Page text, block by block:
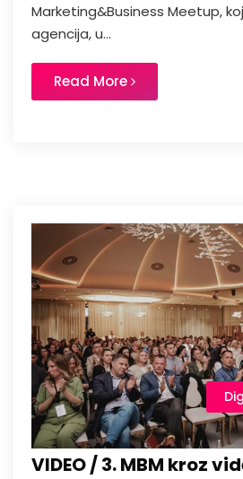
Marketing&Business Meetup,
agencija, u...
Read More
VIDEO / 3. MBM kroz